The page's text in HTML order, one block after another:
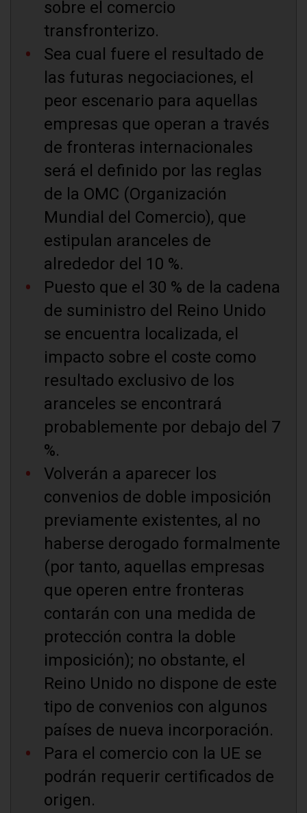
sobre el comercio
transfronterizo.
Sea cual fuere el resultado de
las futuras negociaciones, el
peor escenario para aquellas
empresas que operan a través
de fronteras internacionales
será el definido por las reglas
de la OMC (Organización
Mundial del Comercio), que
estipulan aranceles de
alrededor del 10 %.
Puesto que el 30 % de la cadena
de suministro del Reino Unido
se encuentra localizada, el
impacto sobre el coste como
resultado exclusivo de los
aranceles se encontrará
probablemente por debajo del 7
%.
Volverán a aparecer los
convenios de doble imposición
previamente existentes, al no
haberse derogado formalmente
(por tanto, aquellas empresas
que operen entre fronteras
contarán con una medida de
protección contra la doble
imposición); no obstante, el
Reino Unido no dispone de este
tipo de convenios con algunos
países de nueva incorporación.
Para el comercio con la UE se
podrán requerir certificados de
origen.